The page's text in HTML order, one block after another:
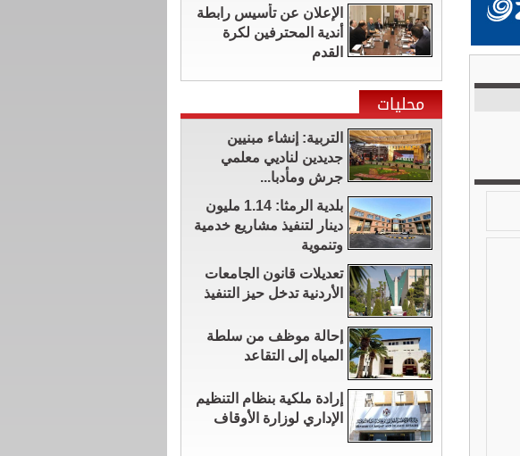
الإعلان عن تأسيس رابطة
أندية المحترفين لكرة
القدم
محليات
التربية: إنشاء مبنيين
جديدين لناديي معلمي
جرش ومأدبا...
بلدية الرمثا: 1.14 مليون
دينار لتنفيذ مشاريع خدمية
وتنموية
تعديلات قانون الجامعات
الأردنية تدخل حيز التنفيذ
إحالة موظف من سلطة
المياه إلى التقاعد
إرادة ملكية بنظام التنظيم
الإداري لوزارة الأوقاف